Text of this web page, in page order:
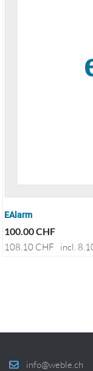
EAlarm
100.00CHF
108.10 CHF incl.
info@weble.ch